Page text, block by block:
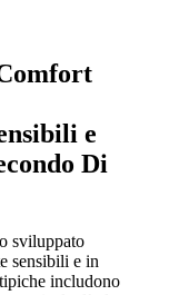
e
Di
sviluppato
sensibili e in
includono